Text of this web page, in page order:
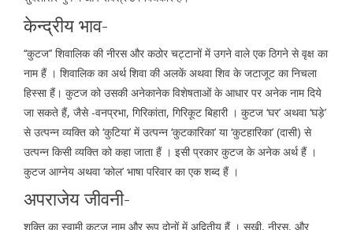
केन्द्रीय भाव-
‘‘कुटज’’ शिवालिक की नीरस और कठोर चट्टानों में उगने वाले एक ठिगने से वृक्ष का
नाम हैं । शिवालिक का अर्थ शिवा की अलकें अथवा शिव के जटाजूट का निचला
हिस्सा हैं। कुटज को उसकी अनेकानेक विशेषताओं के आधार पर अनेक नाम दिये
जा सकते हैं, जैसे -वनप्रभा, गिरिकांता, गिरिकूट बिहारी । कुटज ‘घर’ अथवा ‘घड़े’
से उत्पन्न व्यक्ति को ‘कुटिया’ में उत्पन्न ‘कुटकारिका’ या ‘कुटहारिका’ (दासी) से
उत्पन्न किसी व्यक्ति को कहा जाता हैं । इसी प्रकार कुटज के अनेक अर्थ हैं ।
कुटज आग्नेय अथवा ‘कोल’ भाषा परिवार का एक शब्द हैं ।
अपराजेय जीवनी-
शक्ति का स्वामी कुटज नाम और रूप दोनों में अद्वितीय हैं । सूखी, नीरस, और